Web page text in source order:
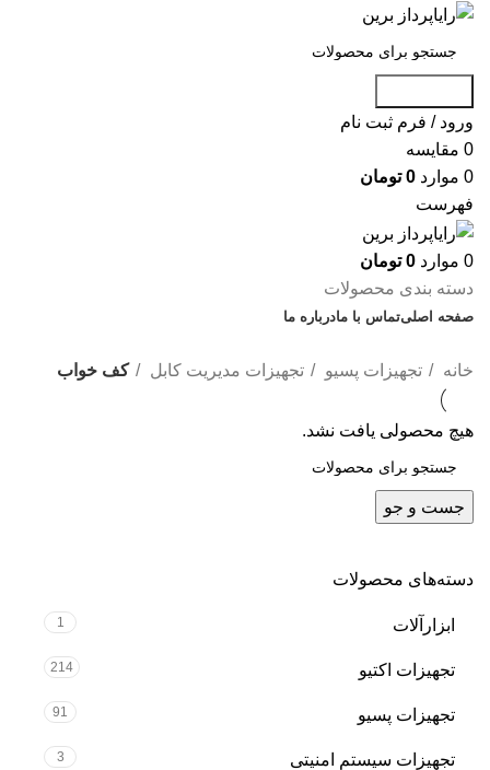
ورود / فرم ثبت نام
0 مقایسه
0 موارد 0 تومان
فهرست
0 موارد 0 تومان
دسته بندی محصولات
صفحه اصلیتماس با مادرباره ما
دسته‌های محصولات
ابزارآلات 1
تجهیزات اکتیو 214
تجهیزات پسیو 91
تجهیزات سیستم امنیتی 3
خانه تجهیزات پسیو تجهیزات مدیریت کابل کف خواب
هیچ محصولی یافت نشد.
جست و جو